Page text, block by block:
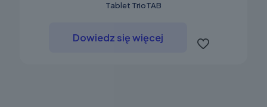
Tablet TrioTAB
Dowiedz się więcej